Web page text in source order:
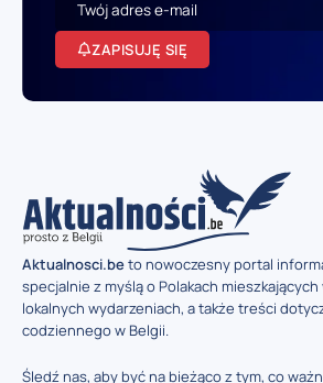
ZAPISUJĘ SIĘ
Aktualnosci.beto nowoczesny portal
specjalnie z myślą o Polakach
lokalnych wydarzeniach, a także treści
codziennego w Belgii.
Śledź nas, aby być na bieżąco z tym, co